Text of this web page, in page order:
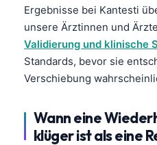
Ergebnisse bei Kantesti
unsere Ärztinnen und
Validierung und klinische
Standards, bevor sie
Verschiebung
Wann eine
klüger ist als eine
Ślōnskŏ gŏdka
Norsk bokmål